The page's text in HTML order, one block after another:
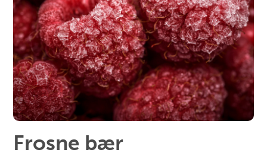
Frosne bær